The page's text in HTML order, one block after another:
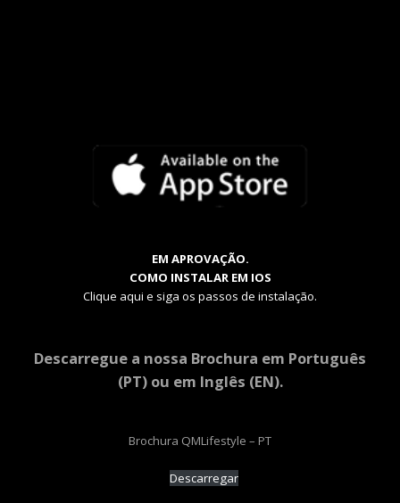
EM APROVAÇÃO.
COMO INSTALAR EM IOS
Clique aqui e siga os passos de instalação.
Descarregue a nossa Brochura em Português
(PT) ou em Inglês (EN).
Brochura QMLifestyle – PT
Descarregar